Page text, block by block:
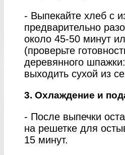
- Выпекайте хлеб с
предварительно
около 45-50 минут
(проверьте
деревянного
выходить сухой из
3. Охлаждение и
- После выпечки
на решетке для
15 минут.